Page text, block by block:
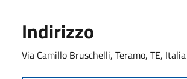
Indirizzo
Via Camillo Bruschelli, Teramo, TE, Italia